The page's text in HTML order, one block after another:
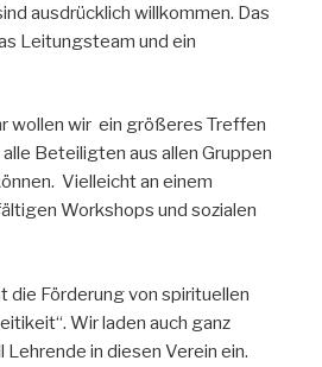
ausdrücklich willkommen. Das
Leitungsteam und ein
wollen wir ein größeres Treffen
Beteiligten aus allen Gruppen
Vielleicht an einem
Workshops und sozialen
die Förderung von spirituellen
Wir laden auch ganz
in diesen Verein ein.